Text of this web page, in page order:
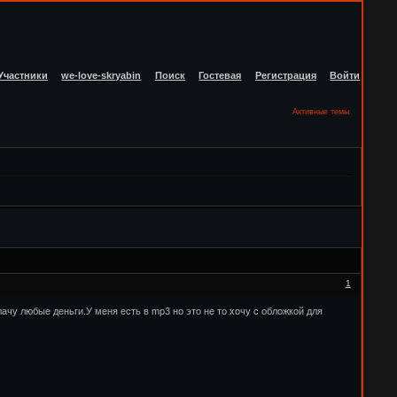
we-love-skryabin Поиск Гостевая Регистрация Войти
Активные темы
1
любые деньги.У меня есть в mp3 но это не то хочу с обложкой для